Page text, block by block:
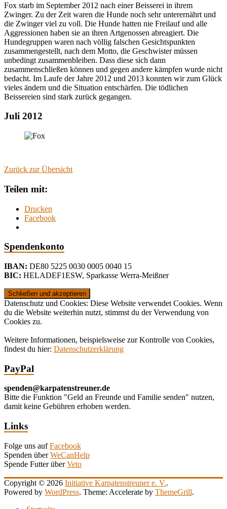
Fox starb im September 2012 nach einer Beisserei in ihrem
Zwinger. Zu der Zeit waren die Hunde noch sehr unterernährt und
die Zwinger viel zu voll. Die Hunde hatten nie Freilauf und alle
Aggressionen haben sie an ihren Artgenossen abreagiert. Die
Hundegruppen waren nach völlig falschen Gesichtspunkten
zusammengestellt, nach dem Motto, die Geschwister müssen
unbedingt zusammenbleiben. Dass diese sich dann
zusammenschließen können und gegen andere kämpfen wurde nicht
bedacht. Im Laufe der Jahre 2012 und 2013 konnten wir zum Glück
vieles ändern und die Situation entschärfen. Die tödlichen
Beissereien sind stark zurück gegangen.
Juli 2012
Zurück zur Übersicht
Teilen mit:
Drucken
Facebook
Spendenkonto
IBAN: DE80 5225 0030 0005 0040 15
BIC: HELADEF1ESW, Sparkasse Werra-Meißner
Datenschutz und Cookies: Diese Website verwendet Cookies. Wenn
du die Website weiterhin nutzt, stimmst du der Verwendung von
Cookies zu.
Weitere Informationen, beispielsweise zur Kontrolle von Cookies,
findest du hier: Datenschutzerklärung
PayPal
spenden@karpatenstreuner.de
Bitte die Funktion "Geld an Freunde und Familie senden" nutzen,
damit keine Gebühren erhoben werden.
Links
Folge uns aufFacebook
Spenden überWeCanHelp
Spende Futter überVeto
Copyright © 2026 Initiative Karpatenstreuner e. V..
Powered by WordPress. Theme: Accelerate by ThemeGrill.